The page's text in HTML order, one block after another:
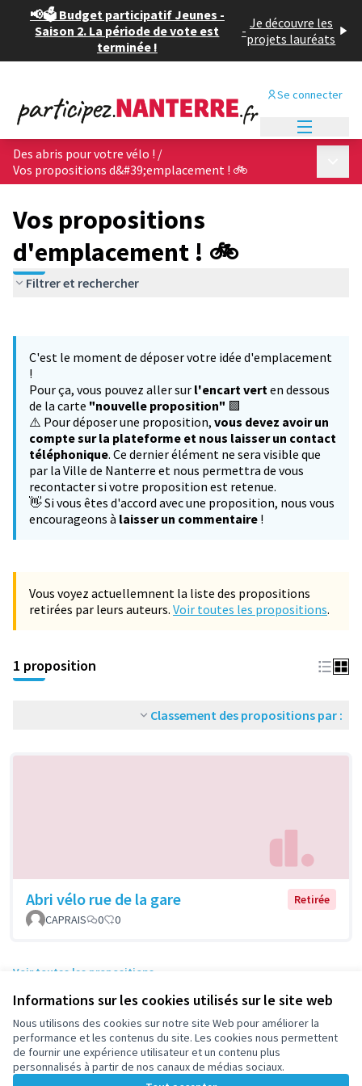
Informations sur les cookies utilisés sur le site web
Nous utilisons des cookies sur notre site Web pour améliorer la
performance et les contenus du site. Les cookies nous permettent
de fournir une expérience utilisateur et un contenu plus
personnalisés à partir de nos canaux de médias sociaux.
📢🗳️ Budget participatif Jeunes -
Saison 2. La période de vote est
terminée !
- Je découvre les
projets lauréats
Se connecter
Des abris pour votre vélo ! /
Vos propositions d&#39;emplacement ! 🚲
Vos propositions
d'emplacement ! 🚲
Filtrer et rechercher
−
C'est le moment de déposer votre idée d'emplacement
!
Pour ça, vous pouvez aller sur l'encart verten dessous
de la carte "nouvelle proposition" 🟩
⚠️ Pour déposer une proposition, vous devez avoir un
compte sur la plateforme et nous laisser un contact
téléphonique. Ce dernier élément ne sera visible que
par la Ville de Nanterre et nous permettra de vous
recontacter si votre proposition est retenue.
👋 Si vous êtes d'accord avec une proposition, nous vous
encourageons à laisser un commentaire !
Vous voyez actuellemnent la liste des propositions
retirées par leurs auteurs. Voir toutes les propositions.
1 proposition
Classement des propositions par :
Abri vélo rue de la gare
Retirée
CAPRAIS
0 0
Voir toutes les propositions
Conditions d'utilisation
Paramètres des cookies
participez.nanterre.fr sur X
participez.nanterre.fr sur Facebook
participez.nanterre.fr sur Instagram
participez.nanterre.fr sur YouTube
participez.nanterre.fr sur GitHub